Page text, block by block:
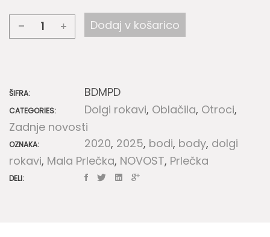
Otroški
Mala
Prlečka
Dodaj v košarico
ŠIFRA: BDMPD
CATEGORIES: Dolgi rokavi, Oblačila, Otroci,
Zadnje novosti
OZNAKA: 2020, 2025, bodi, body, dolgi
rokavi, Mala Prlečka, NOVOST, Prlečka
DELI: